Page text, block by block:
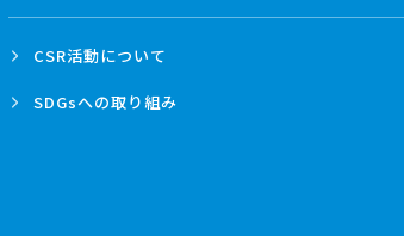
CSR活動について
SDGsへの取り組み